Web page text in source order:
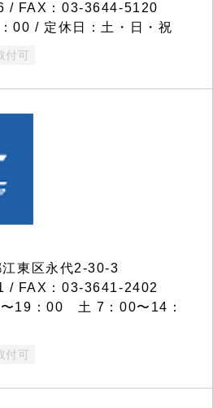
/ FAX：03-3644-5120
00 / 定休日：土・日・祝
付可
東区永代2-30-3
/ FAX：03-3641-2402
19：00 土 7：00〜14：
付可